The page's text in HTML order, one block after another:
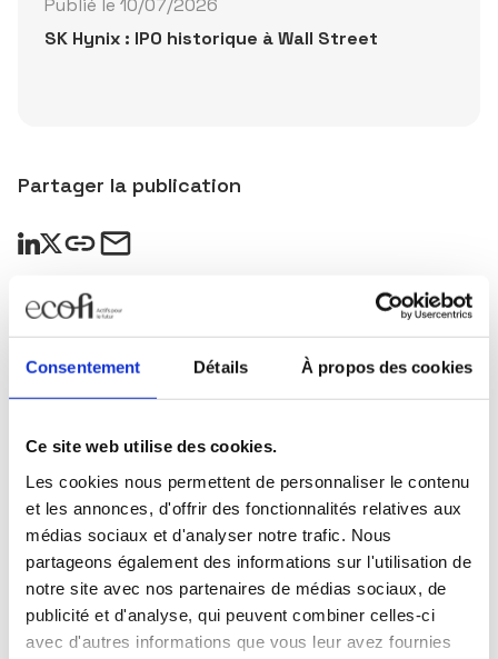
Consentement Détails À propos des cookies
Ce site web utilise des cookies.
Les cookies nous permettent de personnaliser le contenu
et les annonces, d'offrir des fonctionnalités relatives aux
médias sociaux et d'analyser notre trafic. Nous
partageons également des informations sur l'utilisation de
notre site avec nos partenaires de médias sociaux, de
publicité et d'analyse, qui peuvent combiner celles-ci
avec d'autres informations que vous leur avez fournies
Publié le 10/07/2026
SK Hynix : IPO historique à Wall Street
Partager la publication
Restez informés
abonnez-vous pour les recevoir en exclusivité.
Toutes nos actualités
Marché du lundi
Mensuel Ecofi
Newsletter trimestrielle